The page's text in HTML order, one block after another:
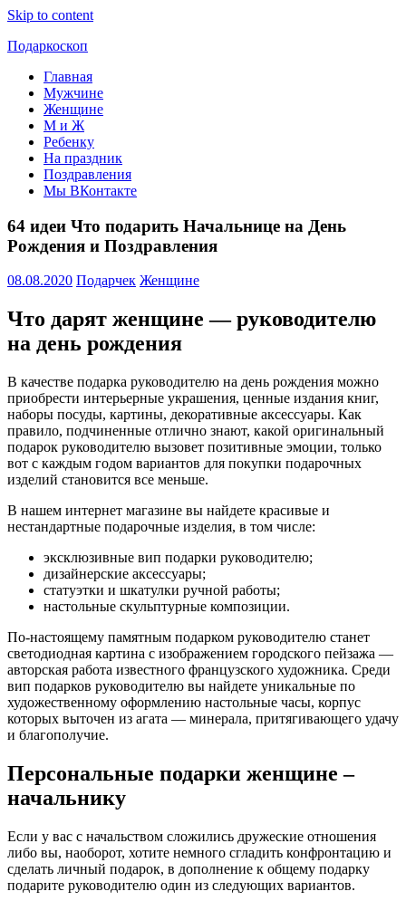
Skip to content
Подаркоскоп
Поможем
выбрать
подарить
Главная
Мужчине
Женщине
М и Ж
Ребенку
На праздник
Поздравления
Мы ВКонтакте
64 идеи Что подарить Начальнице на День
Рождения и Поздравления
08.08.2020 Подарчек Женщине
Что дарят женщине — руководителю
на день рождения
В качестве подарка руководителю на день рождения можно
приобрести интерьерные украшения, ценные издания книг,
наборы посуды, картины, декоративные аксессуары. Как
правило, подчиненные отлично знают, какой оригинальный
подарок руководителю вызовет позитивные эмоции, только
вот с каждым годом вариантов для покупки подарочных
изделий становится все меньше.
В нашем интернет магазине вы найдете красивые и
нестандартные подарочные изделия, в том числе:
эксклюзивные вип подарки руководителю;
дизайнерские аксессуары;
статуэтки и шкатулки ручной работы;
настольные скульптурные композиции.
По-настоящему памятным подарком руководителю станет
светодиодная картина с изображением городского пейзажа —
авторская работа известного французского художника. Среди
вип подарков руководителю вы найдете уникальные по
художественному оформлению настольные часы, корпус
которых выточен из агата — минерала, притягивающего удачу
и благополучие.
Персональные подарки женщине –
начальнику
Если у вас с начальством сложились дружеские отношения
либо вы, наоборот, хотите немного сгладить конфронтацию и
сделать личный подарок, в дополнение к общему подарку
подарите руководителю один из следующих вариантов.